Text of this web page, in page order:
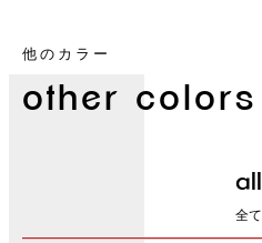
other colors
他のカラー
all
全て